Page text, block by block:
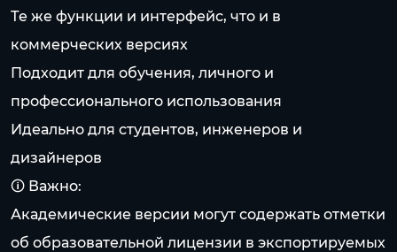
Те же функции и интерфейс, что и в
коммерческих версиях
Подходит для обучения, личного и
профессионального использования
Идеально для студентов, инженеров и
дизайнеров
🛈 Важно:
Академические версии могут содержать отметки
об образовательной лицензии в экспортируемых